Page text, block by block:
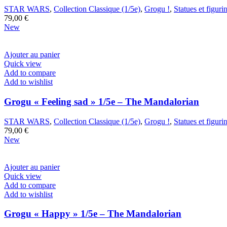
STAR WARS, Collection Classique (1/5e), Grogu !, Statues et
79,00 €
New
Ajouter au panier
Quick view
Add to compare
Add to wishlist
Grogu « Feeling sad » 1/5e – The Mandalorian
STAR WARS, Collection Classique (1/5e), Grogu !, Statues et
79,00 €
New
Ajouter au panier
Quick view
Add to compare
Add to wishlist
Grogu « Happy » 1/5e – The Mandalorian